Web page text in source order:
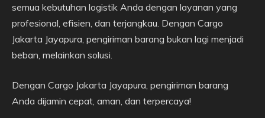
semua kebutuhan logistik Anda dengan layanan yang
profesional, efisien, dan terjangkau. Dengan Cargo
Jakarta Jayapura, pengiriman barang bukan lagi menjadi
beban, melainkan solusi.
Dengan Cargo Jakarta Jayapura, pengiriman barang
Anda dijamin cepat, aman, dan terpercaya!